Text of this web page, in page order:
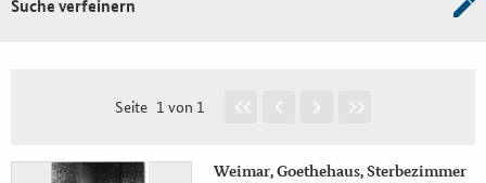
Suche verfeinern
Seite 1 von 1
Weimar, Goethehaus, Sterbezimmer